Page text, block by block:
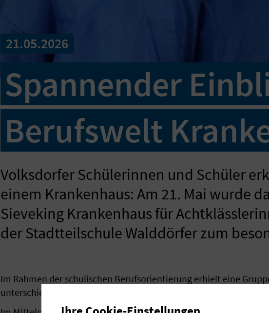
21.05.2026
Spannender
Berufswelt
Volksdorfer Schülerinnen und Schüler
einem Krankenhaus: Am 21. Mai wurde
Sieveking Krankenhaus für
der Stadtteilschule Walddörfer zum
Im Rahmen der schulischen Berufsorientierung erhielt eine
unterschiedliche Berufe im Krankenhaus hautnah